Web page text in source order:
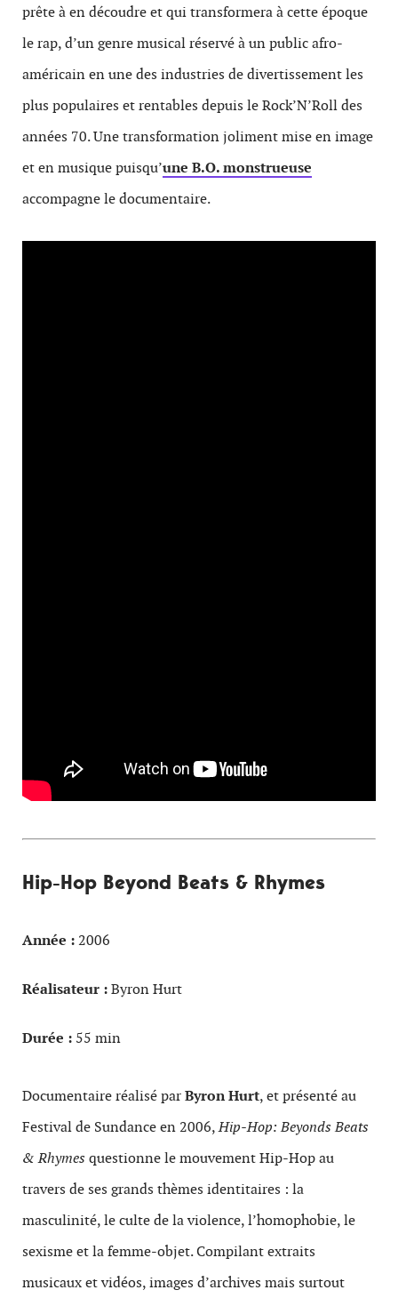
prête à en découdre et qui transformera à cette époque
le rap, d’un genre musical réservé à un public afro-
américain en une des industries de divertissement les
plus populaires et rentables depuis le Rock’N’Roll des
années 70. Une transformation joliment mise en image
et en musique puisqu’une B.O. monstrueuse
accompagne le documentaire.
Hip-Hop Beyond Beats & Rhymes
Année :2006
Réalisateur :Byron Hurt
Durée : 55 min
Documentaire réalisé parByron Hurt, et présenté au
Festival de Sundance en 2006,Hip-Hop: Beyonds Beats
& Rhymes questionne le mouvement Hip-Hop au
travers de ses grands thèmes identitaires : la
masculinité, le culte de la violence, l’homophobie, le
sexisme et la femme-objet. Compilant extraits
musicaux et vidéos, images d’archives mais surtout